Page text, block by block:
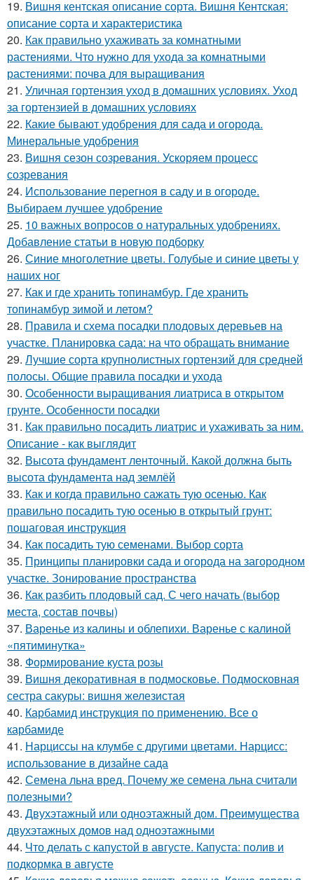
19. Вишня кентская описание сорта. Вишня Кентская:
описание сорта и характеристика
20. Как правильно ухаживать за комнатными
растениями. Что нужно для ухода за комнатными
растениями: почва для выращивания
21. Уличная гортензия уход в домашних условиях. Уход
за гортензией в домашних условиях
22. Какие бывают удобрения для сада и огорода.
Минеральные удобрения
23. Вишня сезон созревания. Ускоряем процесс
созревания
24. Использование перегноя в саду и в огороде.
Выбираем лучшее удобрение
25. 10 важных вопросов о натуральных удобрениях.
Добавление статьи в новую подборку
26. Синие многолетние цветы. Голубые и синие цветы у
наших ног
27. Как и где хранить топинамбур. Где хранить
топинамбур зимой и летом?
28. Правила и схема посадки плодовых деревьев на
участке. Планировка сада: на что обращать внимание
29. Лучшие сорта крупнолистных гортензий для средней
полосы. Общие правила посадки и ухода
30. Особенности выращивания лиатриса в открытом
грунте. Особенности посадки
31. Как правильно посадить лиатрис и ухаживать за ним.
Описание - как выглядит
32. Высота фундамент ленточный. Какой должна быть
высота фундамента над землёй
33. Как и когда правильно сажать тую осенью. Как
правильно посадить тую осенью в открытый грунт:
пошаговая инструкция
34. Как посадить тую семенами. Выбор сорта
35. Принципы планировки сада и огорода на загородном
участке. Зонирование пространства
36. Как разбить плодовый сад. С чего начать (выбор
места, состав почвы)
37. Варенье из калины и облепихи. Варенье с калиной
«пятиминутка»
38. Формирование куста розы
39. Вишня декоративная в подмосковье. Подмосковная
сестра сакуры: вишня железистая
40. Карбамид инструкция по применению. Все о
карбамиде
41. Нарциссы на клумбе с другими цветами. Нарцисс:
использование в дизайне сада
42. Семена льна вред. Почему же семена льна считали
полезными?
43. Двухэтажный или одноэтажный дом. Преимущества
двухэтажных домов над одноэтажными
44. Что делать с капустой в августе. Капуста: полив и
подкормка в августе